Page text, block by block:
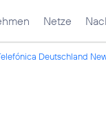
Netze
Deutschland